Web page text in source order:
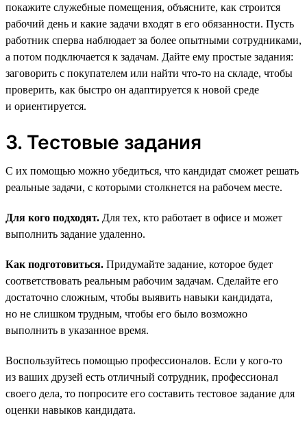
покажите служебные помещения, объясните, как строится
рабочий день и какие задачи входят в его обязанности. Пусть
работник сперва наблюдает за более опытными сотрудниками,
а потом подключается к задачам. Дайте ему простые задания:
заговорить с покупателем или найти что-то на складе, чтобы
проверить, как быстро он адаптируется к новой среде
и ориентируется.
3. Тестовые задания
С их помощью можно убедиться, что кандидат сможет решать
реальные задачи, с которыми столкнется на рабочем месте.
Для кого подходят. Для тех, кто работает в офисе и может
выполнить задание удаленно.
Как подготовиться. Придумайте задание, которое будет
соответствовать реальным рабочим задачам. Сделайте его
достаточно сложным, чтобы выявить навыки кандидата,
но не слишком трудным, чтобы его было возможно
выполнить в указанное время.
Воспользуйтесь помощью профессионалов. Если у кого-то
из ваших друзей есть отличный сотрудник, профессионал
своего дела, то попросите его составить тестовое задание для
оценки навыков кандидата.